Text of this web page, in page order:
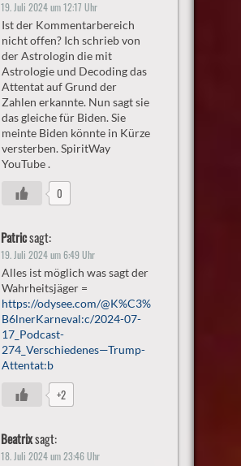
19. Juli 2024 um 12:17 Uhr
Ist der Kommentarbereich
nicht offen? Ich schrieb von
der Astrologin die mit
Astrologie und Decoding das
Attentat auf Grund der
Zahlen erkannte. Nun sagt sie
das gleiche für Biden. Sie
meinte Biden könnte in Kürze
versterben. SpiritWay
YouTube .
0
Patricsagt:
19. Juli 2024 um 6:49 Uhr
Alles ist möglich was sagt der
Wahrheitsjäger =
https://odysee.com/@K%C3%
B6lnerKarneval:c/2024-07-
17_Podcast-
274_Verschiedenes—Trump-
Attentat:b
+2
Beatrixsagt:
18. Juli 2024 um 23:46 Uhr